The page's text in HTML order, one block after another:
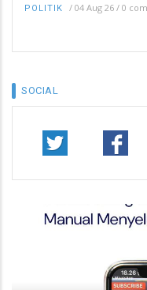
POLITIK / 04 Aug 26 / 0
SOCIAL